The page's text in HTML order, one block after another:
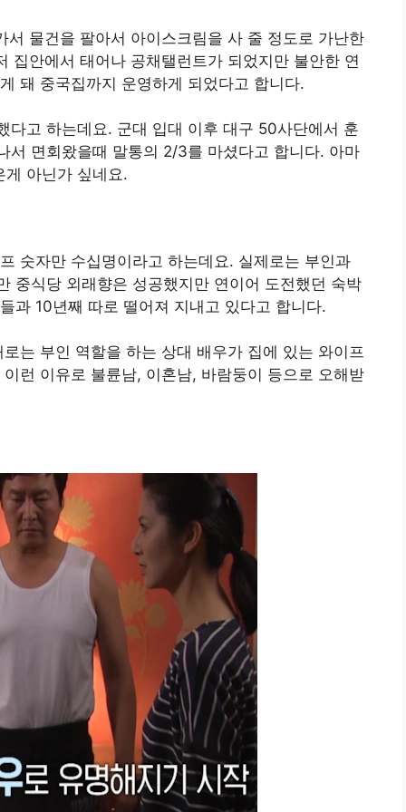
물건을 팔아서 아이스크림을 사 줄 정도로 가난한
집안에서 태어나 공채탤런트가 되었지만 불안한 연
돼 중국집까지 운영하게 되었다고 합니다.
다고 하는데요. 군대 입대 이후 대구 50사단에서 훈
서 면회왔을때 말통의 2/3를 마셨다고 합니다. 아마
게 아닌가 싶네요.
숫자만 수십명이라고 하는데요. 실제로는 부인과
중식당 외래향은 성공했지만 연이어 도전했던 숙박
과 10년째 따로 떨어져 지내고 있다고 합니다.
는 부인 역할을 하는 상대 배우가 집에 있는 와이프
런 이유로 불륜남, 이혼남, 바람둥이 등으로 오해받